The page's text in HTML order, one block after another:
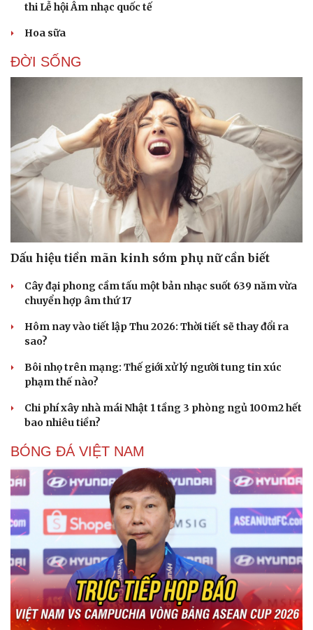
Doanh nghiệp
Thông tin doanh nghiệp
Doanh nghiệp 24h
Doanh nhân
Vì cộng đồng
Công nghệ
Chuyển đổi số
thi Lễ hội Âm nhạc quốc tế
Hoa sữa
ĐỜI SỐNG
Dấu hiệu tiền mãn kinh sớm phụ nữ cần biết
Cây đại phong cầm tấu một bản nhạc suốt 639 năm vừa
chuyển hợp âm thứ 17
Hôm nay vào tiết lập Thu 2026: Thời tiết sẽ thay đổi ra
sao?
Bôi nhọ trên mạng: Thế giới xử lý người tung tin xúc
phạm thế nào?
Chi phí xây nhà mái Nhật 1 tầng 3 phòng ngủ 100m2 hết
bao nhiêu tiền?
BÓNG ĐÁ VIỆT NAM